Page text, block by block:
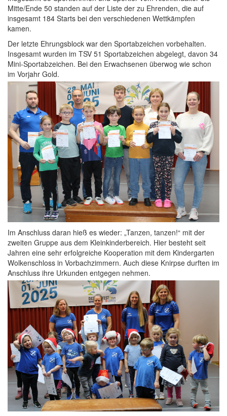
Mitte/Ende 50 standen auf der Liste der zu Ehrenden, die auf
insgesamt 184 Starts bei den verschiedenen Wettkämpfen
kamen.
Der letzte Ehrungsblock war den Sportabzeichen vorbehalten.
Insgesamt wurden im TSV 51 Sportabzeichen abgelegt, davon 34
Mini-Sportabzeichen. Bei den Erwachsenen überwog wie schon
im Vorjahr Gold.
Im Anschluss daran hieß es wieder: „Tanzen, tanzen!“ mit der
zweiten Gruppe aus dem Kleinkinderbereich. Hier besteht seit
Jahren eine sehr erfolgreiche Kooperation mit dem Kindergarten
Wolkenschloss in Vorbachzimmern. Auch diese Knirpse durften im
Anschluss ihre Urkunden entgegen nehmen.